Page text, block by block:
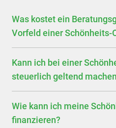
Was kostet ein
Vorfeld einer Schönheits-
Kann ich bei einer
steuerlich geltend
Wie kann ich meine
finanzieren?